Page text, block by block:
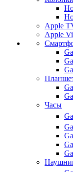
Apple
Apple
Часы